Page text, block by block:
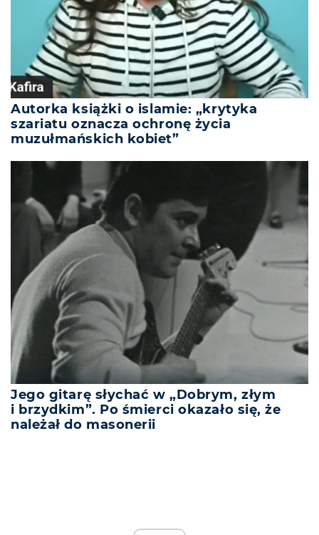
Autorka książki o islamie: „krytyka
szariatu oznacza ochronę życia
muzułmańskich kobiet”
Jego gitarę słychać w „Dobrym, złym
i brzydkim”. Po śmierci okazało się, że
należał do masonerii